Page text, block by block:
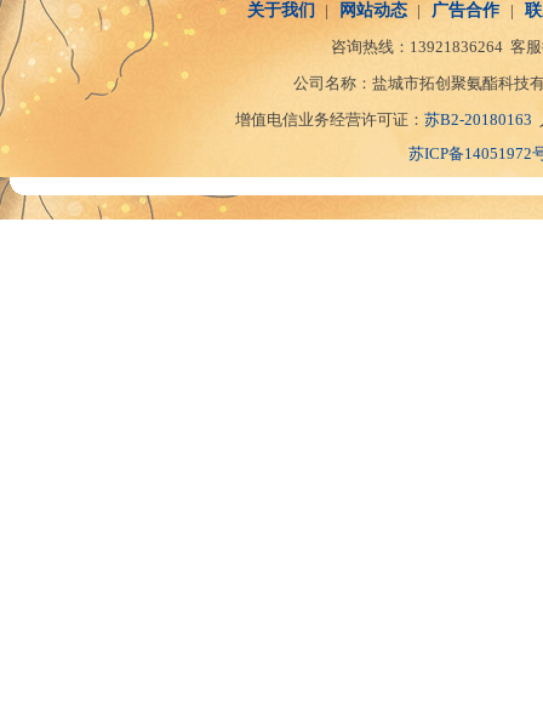
关于我们 | 网站动态 | 广告合作 |
咨询热线： 13921836264 客
公司名称：盐城市拓创聚氨酯科技
增值电信业务经营许可证： 苏B2-20180163
苏ICP备14051972